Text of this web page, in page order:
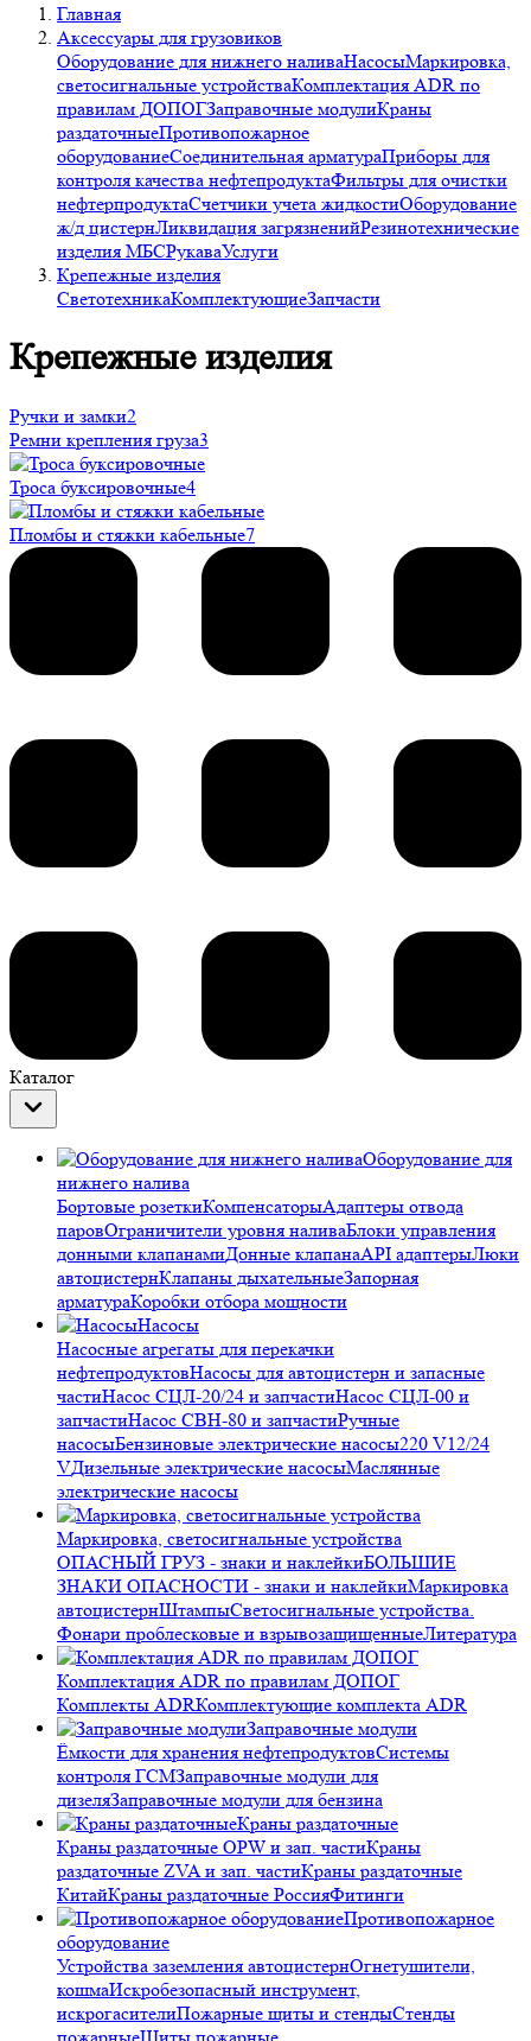
Главная
Аксессуары для грузовиков
Оборудование для нижнего наливаНасосыМаркировка,
светосигнальные устройстваКомплектация ADR по
правилам ДОПОГЗаправочные модулиКраны
раздаточныеПротивопожарное
оборудованиеСоединительная арматураПриборы для
контроля качества нефтепродуктаФильтры для очистки
нефтерпродуктаСчетчики учета жидкостиОборудование
ж/д цистернЛиквидация загрязненийРезинотехнические
изделия МБСРукаваУслуги
Крепежные изделия
СветотехникаКомплектующиеЗапчасти
Крепежные изделия
Ручки и замки2
Ремни крепления груза3
Троса буксировочные4
Пломбы и стяжки кабельные7
Каталог
Оборудование для
нижнего налива
Бортовые розеткиКомпенсаторыАдаптеры отвода
паровОграничители уровня наливаБлоки управления
донными клапанамиДонные клапанаAPI адаптерыЛюки
автоцистернКлапаны дыхательныеЗапорная
арматураКоробки отбора мощности
Насосы
Насосные агрегаты для перекачки
нефтепродуктовНасосы для автоцистерн и запасные
частиНасос СЦЛ-20/24 и запчастиНасос СЦЛ-00 и
запчастиНасос СВН-80 и запчастиРучные
насосыБензиновые электрические насосы220 V12/24
VДизельные электрические насосыМаслянные
электрические насосы
Маркировка, светосигнальные устройства
ОПАСНЫЙ ГРУЗ - знаки и наклейкиБОЛЬШИЕ
ЗНАКИ ОПАСНОСТИ - знаки и наклейкиМаркировка
автоцистернШтампыСветосигнальные устройства.
Фонари проблесковые и взрывозащищенныеЛитература
Комплектация ADR по правилам ДОПОГ
Комплекты ADRКомплектующие комплекта ADR
Заправочные модули
Ёмкости для хранения нефтепродуктовСистемы
контроля ГСМЗаправочные модули для
дизеляЗаправочные модули для бензина
Краны раздаточные
Краны раздаточные OPW и зап. частиКраны
раздаточные ZVA и зап. частиКраны раздаточные
КитайКраны раздаточные РоссияФитинги
Противопожарное
оборудование
Устройства заземления автоцистернОгнетушители,
кошмаИскробезопасный инструмент,
искрогасителиПожарные щиты и стендыСтенды